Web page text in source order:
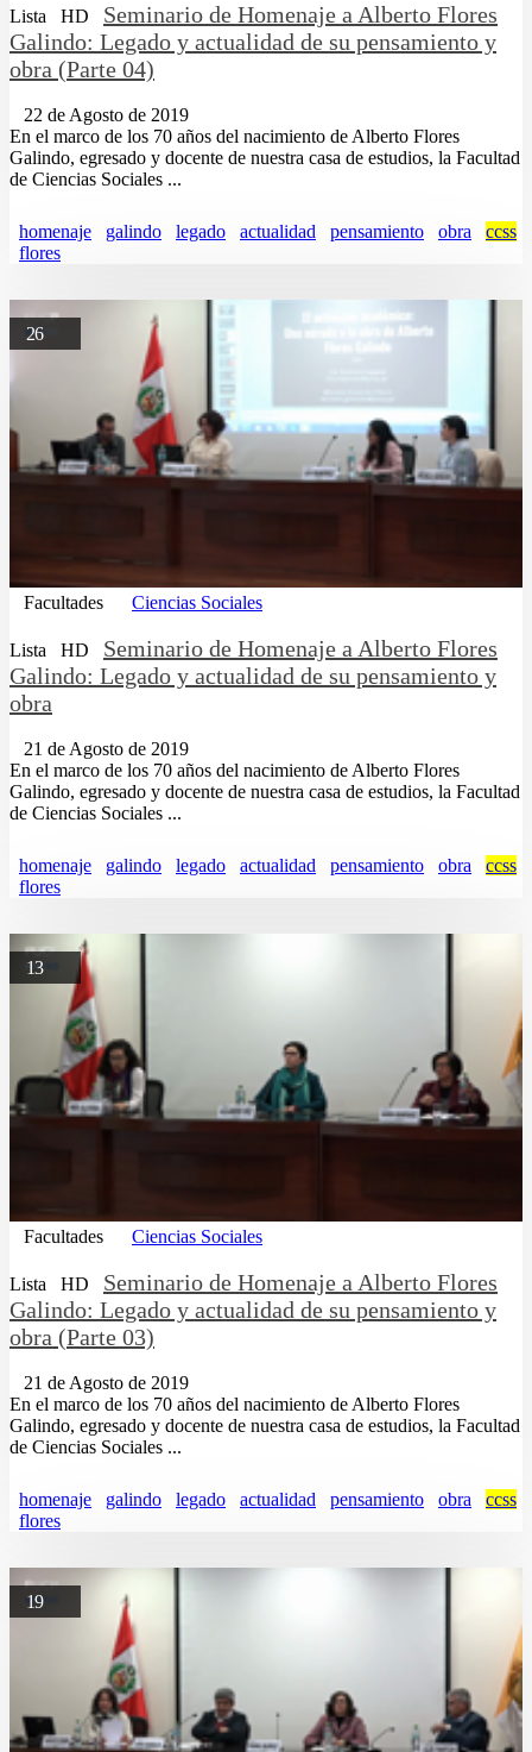
Lista HD
Seminario de Homenaje a Alberto Flores
Galindo: Legado y actualidad de su pensamiento y
obra (Parte 04)
22 de Agosto de 2019
En el marco de los 70 años del nacimiento de Alberto Flores
Galindo, egresado y docente de nuestra casa de estudios, la Facultad
de Ciencias Sociales ...
homenaje galindo legado actualidad pensamiento obra
ccss
flores
26
Facultades Ciencias Sociales
Lista HD
Seminario de Homenaje a Alberto Flores
Galindo: Legado y actualidad de su pensamiento y
obra
21 de Agosto de 2019
En el marco de los 70 años del nacimiento de Alberto Flores
Galindo, egresado y docente de nuestra casa de estudios, la Facultad
de Ciencias Sociales ...
homenaje galindo legado actualidad pensamiento obra
ccss
flores
13
Facultades Ciencias Sociales
Lista HD
Seminario de Homenaje a Alberto Flores
Galindo: Legado y actualidad de su pensamiento y
obra (Parte 03)
21 de Agosto de 2019
En el marco de los 70 años del nacimiento de Alberto Flores
Galindo, egresado y docente de nuestra casa de estudios, la Facultad
de Ciencias Sociales ...
homenaje galindo legado actualidad pensamiento obra
ccss
flores
19